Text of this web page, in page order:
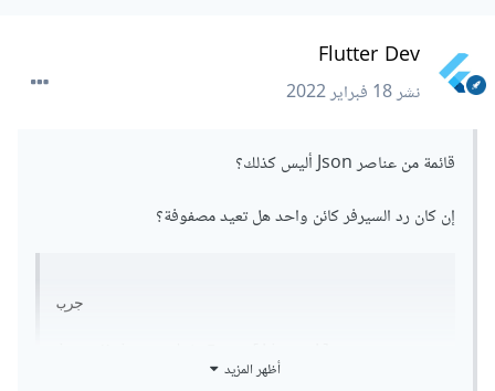
Flutter Dev
نشر18 فبراير 2022
قائمة من عناصر Json أليس كذلك؟
إن كان رد السيرفر كائن واحد هل تعيد مصفوفة؟
جرب
أظهر المزيد